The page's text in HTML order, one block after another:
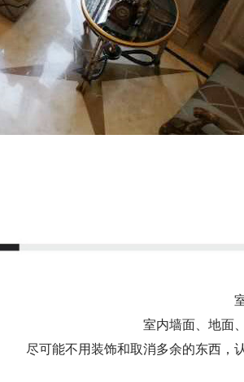
室内墙面、地面
尽可能不用装饰和取消多余的东西，